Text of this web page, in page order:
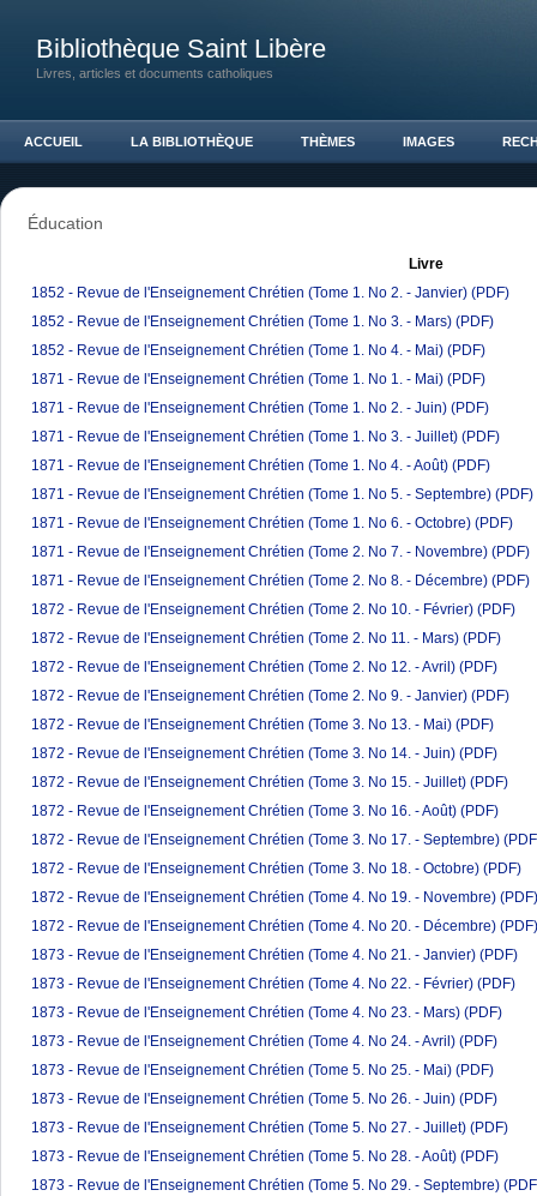
Bibliothèque Saint Libère
Livres, articles et documents catholiques
ACCUEIL LA BIBLIOTHÈQUE THÈMES IMAGES
Éducation
Livre
1852 - Revue de l'Enseignement Chrétien (Tome 1. No 2. - Janvier) (PDF)
1852 - Revue de l'Enseignement Chrétien (Tome 1. No 3. - Mars) (PDF)
1852 - Revue de l'Enseignement Chrétien (Tome 1. No 4. - Mai) (PDF)
1871 - Revue de l'Enseignement Chrétien (Tome 1. No 1. - Mai) (PDF)
1871 - Revue de l'Enseignement Chrétien (Tome 1. No 2. - Juin) (PDF)
1871 - Revue de l'Enseignement Chrétien (Tome 1. No 3. - Juillet) (PDF)
1871 - Revue de l'Enseignement Chrétien (Tome 1. No 4. - Août) (PDF)
1871 - Revue de l'Enseignement Chrétien (Tome 1. No 5. - Septembre) (PDF)
1871 - Revue de l'Enseignement Chrétien (Tome 1. No 6. - Octobre) (PDF)
1871 - Revue de l'Enseignement Chrétien (Tome 2. No 7. - Novembre) (PDF)
1871 - Revue de l'Enseignement Chrétien (Tome 2. No 8. - Décembre) (PDF)
1872 - Revue de l'Enseignement Chrétien (Tome 2. No 10. - Février) (PDF)
1872 - Revue de l'Enseignement Chrétien (Tome 2. No 11. - Mars) (PDF)
1872 - Revue de l'Enseignement Chrétien (Tome 2. No 12. - Avril) (PDF)
1872 - Revue de l'Enseignement Chrétien (Tome 2. No 9. - Janvier) (PDF)
1872 - Revue de l'Enseignement Chrétien (Tome 3. No 13. - Mai) (PDF)
1872 - Revue de l'Enseignement Chrétien (Tome 3. No 14. - Juin) (PDF)
1872 - Revue de l'Enseignement Chrétien (Tome 3. No 15. - Juillet) (PDF)
1872 - Revue de l'Enseignement Chrétien (Tome 3. No 16. - Août) (PDF)
1872 - Revue de l'Enseignement Chrétien (Tome 3. No 17. - Septembre)
1872 - Revue de l'Enseignement Chrétien (Tome 3. No 18. - Octobre) (PDF)
1872 - Revue de l'Enseignement Chrétien (Tome 4. No 19. - Novembre) (PDF)
1872 - Revue de l'Enseignement Chrétien (Tome 4. No 20. - Décembre) (PDF)
1873 - Revue de l'Enseignement Chrétien (Tome 4. No 21. - Janvier) (PDF)
1873 - Revue de l'Enseignement Chrétien (Tome 4. No 22. - Février) (PDF)
1873 - Revue de l'Enseignement Chrétien (Tome 4. No 23. - Mars) (PDF)
1873 - Revue de l'Enseignement Chrétien (Tome 4. No 24. - Avril) (PDF)
1873 - Revue de l'Enseignement Chrétien (Tome 5. No 25. - Mai) (PDF)
1873 - Revue de l'Enseignement Chrétien (Tome 5. No 26. - Juin) (PDF)
1873 - Revue de l'Enseignement Chrétien (Tome 5. No 27. - Juillet) (PDF)
1873 - Revue de l'Enseignement Chrétien (Tome 5. No 28. - Août) (PDF)
1873 - Revue de l'Enseignement Chrétien (Tome 5. No 29. - Septembre)